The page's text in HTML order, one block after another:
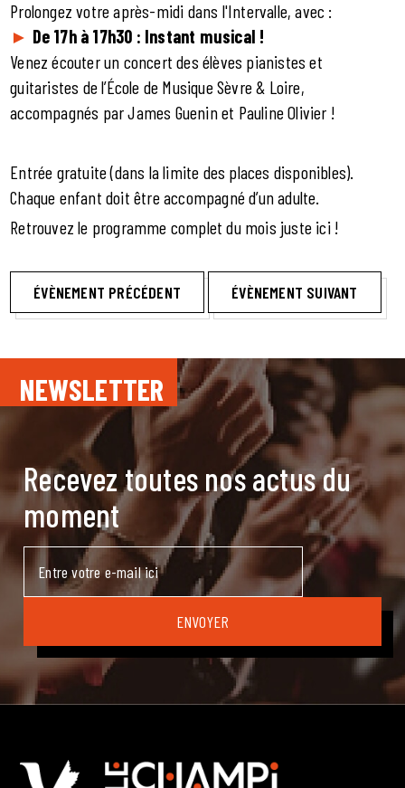
Prolongez votre après-midi dans l'Intervalle, avec :
► De 17h à 17h30 : Instant musical !
Venez écouter un concert des élèves pianistes et
guitaristes de l’École de Musique Sèvre & Loire,
accompagnés par James Guenin et Pauline Olivier !
Entrée gratuite (dans la limite des places disponibles).
Chaque enfant doit être accompagné d’un adulte.
Retrouvezle programme complet du mois juste ici!
ÉVÈNEMENT PRÉCÉDENT ÉVÈNEMENT SUIVANT
NEWSLETTER
Recevez toutes nos actus du
moment